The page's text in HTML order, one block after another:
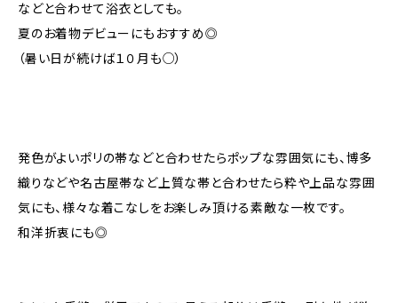
などと合わせて浴衣としても。
夏のお着物デビューにもおすすめ◎
（暑い日が続けば１０月も○）
発色がよいポリの帯などと合わせたらポップな雰囲気にも、博多
織りなどや名古屋帯など上質な帯と合わせたら粋や上品な雰囲
気にも、様々な着こなしをお楽しみ頂ける素敵な一枚です。
和洋折衷にも◎